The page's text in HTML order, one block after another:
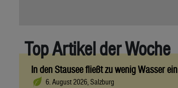
Top Artikel der Woche
In den Stausee fließt zu wenig Wasser ein
6. August 2026, Salzburg